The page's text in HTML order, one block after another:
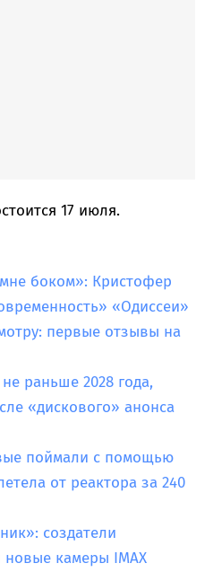
17 июля.
боком»: Кристофер
«Одиссеи»
первые отзывы на
раньше 2028 года,
«дискового» анонса
поймали с помощью
от реактора за 240
создатели
новые камеры IMAX